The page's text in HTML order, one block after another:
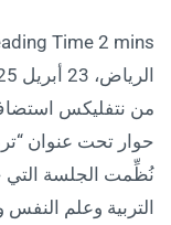
من نتفليكس
حوار تحت عنوان
نُظِّمت الجلسة التي
التربية وعلم